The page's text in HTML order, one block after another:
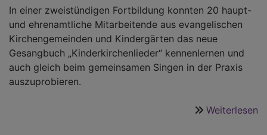
In einer zweistündigen Fortbildung konnten 20 haupt-
und ehrenamtliche Mitarbeitende aus evangelischen
Kirchengemeinden und Kindergärten das neue
Gesangbuch „Kinderkirchenlieder“ kennenlernen und
auch gleich beim gemeinsamen Singen in der Praxis
auszuprobieren.
Weiterlesen